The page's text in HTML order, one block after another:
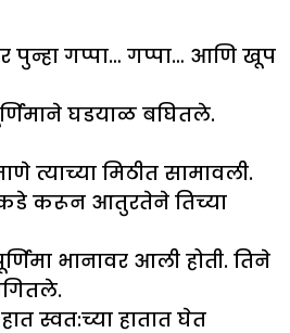
पुन्हा गप्पा… गप्पा… आणि खूप
घडयाळ बघितले.
त्याच्या मिठीत सामावली.
करून आतुरतेने तिच्या
भानावर आली होती. तिने
स्वत:च्या हातात घेत